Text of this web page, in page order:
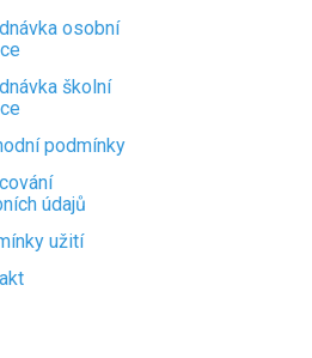
osobní
školní
podmínky
údajů
užití